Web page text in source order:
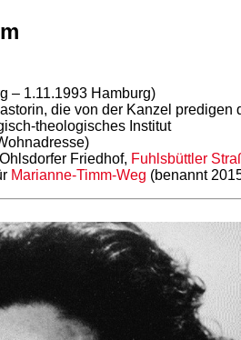
– 1.11.1993 Hamburg)
die von der Kanzel predigen
theologisches Institut
Friedhof, Fuhlsbüttler
Marianne-Timm-Weg (benannt